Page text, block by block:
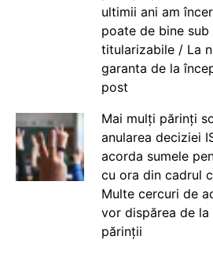
ultimii ani am
poate de bine
titularizabile / La
garanta de la
post
Mai mulți părinți
anularea deciziei
acorda sumele
cu ora din cadrul
Multe cercuri de
vor dispărea de la
părinții